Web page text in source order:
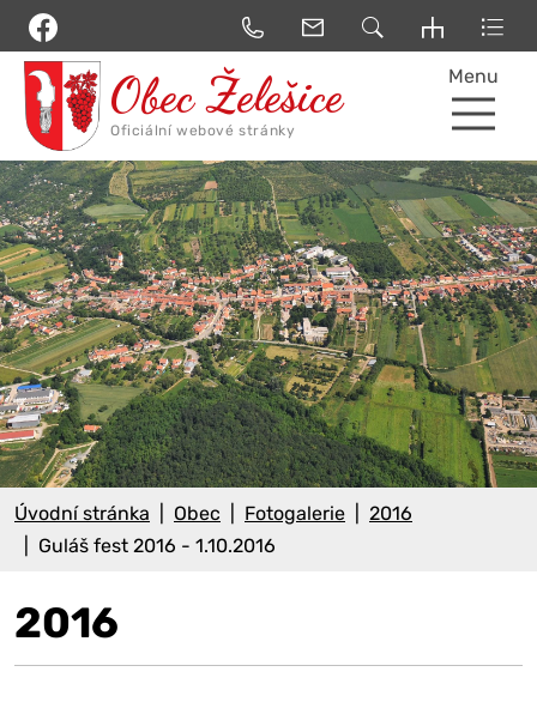
Menu
Úvodní stránka Obec Fotogalerie
2016
Guláš fest 2016 - 1.10.2016
2016